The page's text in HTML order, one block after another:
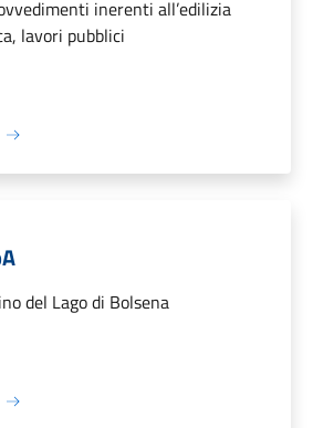
inerenti all’edilizia
lavori pubblici
del Lago di Bolsena